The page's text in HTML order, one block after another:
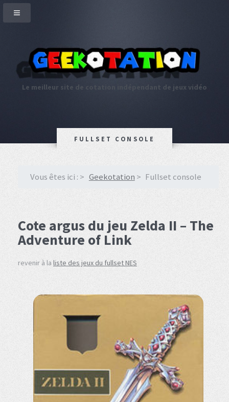
Le meilleur site de cotation indépendant de jeux vidéo
FULLSET CONSOLE
Vous êtes ici : Geekotation Fullset console
Cote argus du jeu Zelda II – The
Adventure of Link
revenir à la liste des jeux du fullset NES